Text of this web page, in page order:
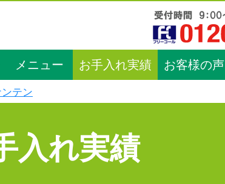
メニュー お手入れ実績 お客様の声
テン
入れ実績